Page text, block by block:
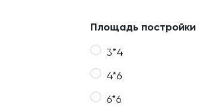
Площадь постройки
3*4
4*6
6*6